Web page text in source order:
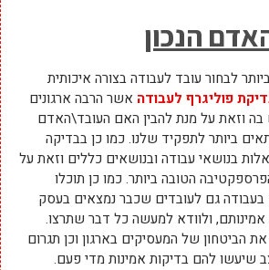
הנכון
לבחור עובד לעבודה בצורה איכותית
פוליגרף לעבודה אשר הרבה ארגונים
בה וזאת על מנת להבין האם העובד\האדם
ביותר לתפקיד שלנו. כמו כן בבדיקה
בנושאי עבודה ובנושאים כללים וזאת על
הטובה ביותר. כמו כן תוכלו
בעבודה גם לעובדים שכבר נמצאים בעסק
ולוודא למעשה כל דבר שתרצו.
הביטחון של המעסיקים בארגון וכן תגרום
שיעשו להם בדיקות אמינות מדי פעם.